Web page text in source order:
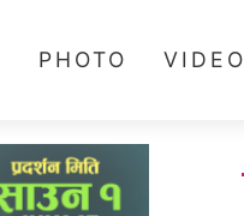
PHOTO VIDEO